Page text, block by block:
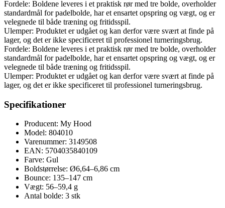
Fordele: Boldene leveres i et praktisk rør med tre bolde, overholder
standardmål for padelbolde, har et ensartet opspring og vægt, og er
velegnede til både træning og fritidsspil.
Ulemper: Produktet er udgået og kan derfor være svært at finde på
lager, og det er ikke specificeret til professionel turneringsbrug.
Fordele: Boldene leveres i et praktisk rør med tre bolde, overholder
standardmål for padelbolde, har et ensartet opspring og vægt, og er
velegnede til både træning og fritidsspil.
Ulemper: Produktet er udgået og kan derfor være svært at finde på
lager, og det er ikke specificeret til professionel turneringsbrug.
Specifikationer
Producent: My Hood
Model: 804010
Varenummer: 3149508
EAN: 5704035840109
Farve: Gul
Boldstørrelse: Ø6,64–6,86 cm
Bounce: 135–147 cm
Vægt: 56–59,4 g
Antal bolde: 3 stk